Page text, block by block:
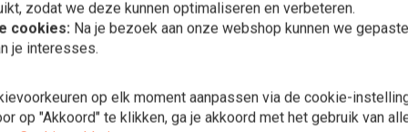
In
zodat we deze kunnen optimaliseren en verbeteren.
cookies: Na je bezoek aan onze webshop kunnen we
je interesses.
op elk moment aanpassen via de cookie-
op "Akkoord" te klikken, ga je akkoord met het gebruik van